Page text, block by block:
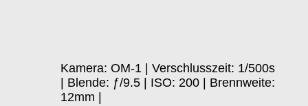
Kamera: OM-1 | Verschlusszeit: 1/500s
| Blende: ƒ/9.5 | ISO: 200 | Brennweite:
12mm |